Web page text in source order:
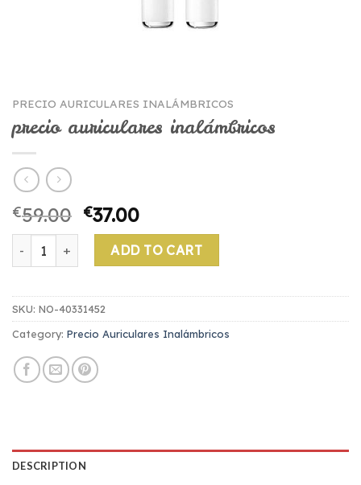
PRECIO AURICULARES INALÁMBRICOS
precio auriculares inalámbricos
€59.00 €37.00
precio auriculares inalámbricos quantity
ADD TO CART
SKU: NO-40331452
Category: Precio Auriculares Inalámbricos
DESCRIPTION